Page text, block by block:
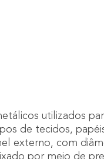
utilizados
de tecidos,
externo, com
por meio de